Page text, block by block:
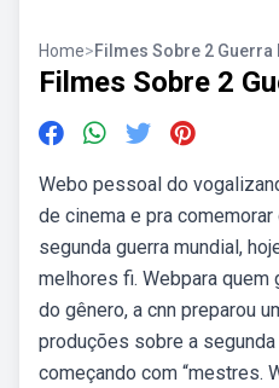
Home>Filmes Sobre 2 Guerra
Filmes Sobre 2
Webo pessoal do
de cinema e pra
segunda guerra mundial,
melhores fi. Webpara
do gênero, a cnn preparou
produções sobre a segunda
começando com “mestres.